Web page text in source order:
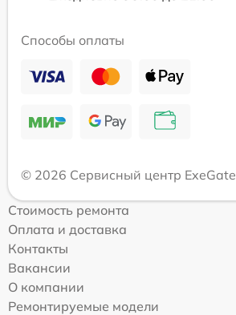
Способы оплаты
© 2026 Сервисный центр ExeGate
Стоимость ремонта
Оплата и доставка
Контакты
Вакансии
О компании
Ремонтируемые модели